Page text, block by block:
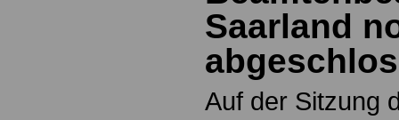
Saarland
Auf der Sitzung